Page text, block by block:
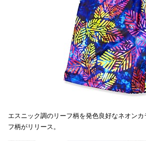
エスニック調のリーフ柄を発色良好なネオン
フ柄がリリース。